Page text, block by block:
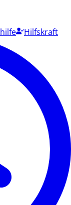
Hilfskraft